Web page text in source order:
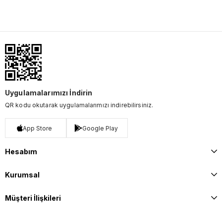
Uygulamalarımızı İndirin
QR kodu okutarak uygulamalarımızı indirebilirsiniz.
App Store Google Play
Hesabım
Kurumsal
Müşteri İlişkileri